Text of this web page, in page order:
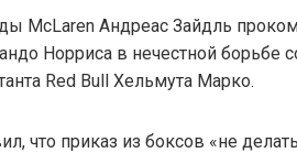
McLaren Андреас Зайдль
Норриса в нечестной борьбе
Red Bull Хельмута Марко.
что приказ из боксов «не